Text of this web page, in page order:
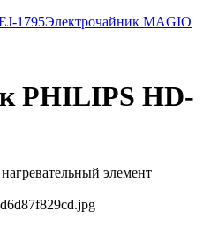
1795Электрочайник MAGIO
PHILIPS HD-
элемент